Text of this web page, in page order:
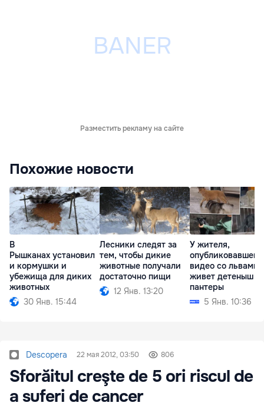
Разместить рекламу на сайте
Похожие новости
В
Рышканах установил
и кормушки и
убежища для диких
животных
30 Янв. 15:44
Лесники следят за
тем, чтобы дикие
животные получали
достаточно пищи
12 Янв. 13:20
У жителя,
опубликовавшего
видео со львами,
живет детеныш
пантеры
5 Янв. 10:36
Descopera 22 мая 2012, 03:50 806
Sforăitul creşte de 5 ori riscul de
a suferi de cancer